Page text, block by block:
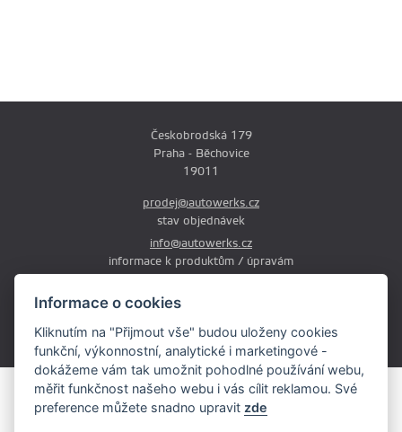
Informace o cookies
Kliknutím na "Přijmout vše" budou uloženy cookies
funkční, výkonnostní, analytické i marketingové -
dokážeme vám tak umožnit pohodlné používání webu,
měřit funkčnost našeho webu i vás cílit reklamou. Své
preference můžete snadno upravit zde
Českobrodská 179
Praha - Běchovice
19011
prodej@autowerks.cz
stav objednávek
info@autowerks.cz
informace k produktům / úpravám
Pá: 9:00-12:00 a 13:00-16:00
Obsah stránek je majetkem provozovatele. Kopírování, zveřejňování
textů či fotografii je povoleno pouze s jeho souhlasem.